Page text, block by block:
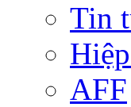
Tin
AFF